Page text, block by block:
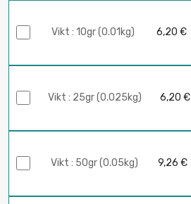
Vikt : 10gr (0.01kg) 6,20 €
Vikt : 25gr (0.025kg) 6,20 €
Vikt : 50gr (0.05kg) 9,26 €